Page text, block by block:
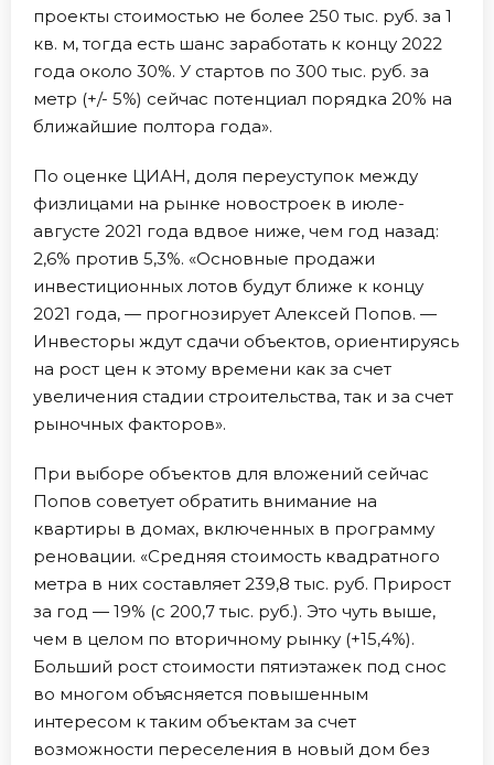
проекты стоимостью не более 250 тыс. руб. за 1
кв. м, тогда есть шанс заработать к концу 2022
года около 30%. У стартов по 300 тыс. руб. за
метр (+/- 5%) сейчас потенциал порядка 20% на
ближайшие полтора года».
По оценке ЦИАН, доля переуступок между
физлицами на рынке новостроек в июле-
августе 2021 года вдвое ниже, чем год назад:
2,6% против 5,3%. «Основные продажи
инвестиционных лотов будут ближе к концу
2021 года, — прогнозирует Алексей Попов. —
Инвесторы ждут сдачи объектов, ориентируясь
на рост цен к этому времени как за счет
увеличения стадии строительства, так и за счет
рыночных факторов».
При выборе объектов для вложений сейчас
Попов советует обратить внимание на
квартиры в домах, включенных в программу
реновации. «Средняя стоимость квадратного
метра в них составляет 239,8 тыс. руб. Прирост
за год — 19% (с 200,7 тыс. руб.). Это чуть выше,
чем в целом по вторичному рынку (+15,4%).
Больший рост стоимости пятиэтажек под снос
во многом объясняется повышенным
интересом к таким объектам за счет
возможности переселения в новый дом без